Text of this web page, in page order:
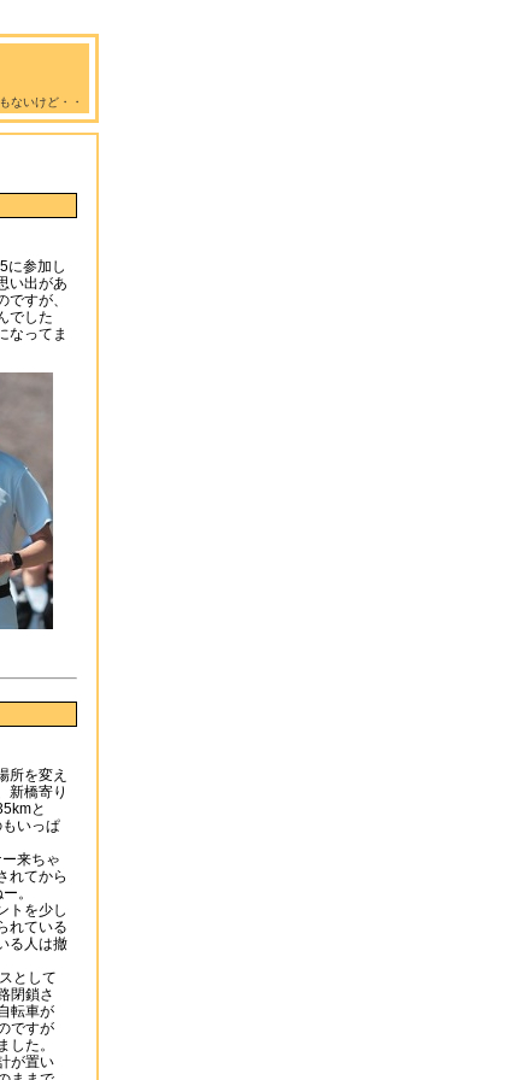
ないけど・・
に参加し
い出があ
すが、
でした
なってま
所を変え
新橋寄り
と
いっぱ
来ちゃ
れてから
。
トを少し
れている
る人は撤
として
閉鎖さ
転車が
ですが
した。
が置い